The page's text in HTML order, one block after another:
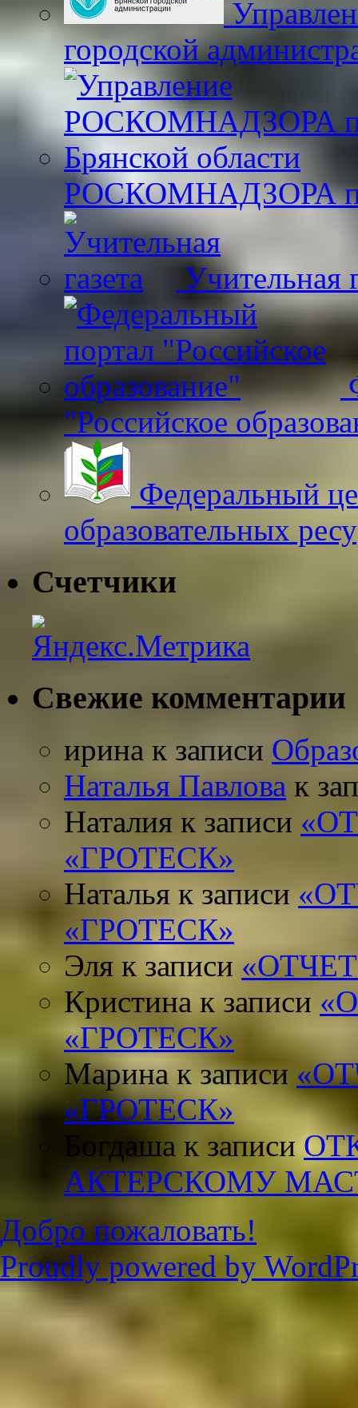
городской
РОСКОМНАДЗОРА по
Учительная
"Российское
Федеральный
образовательных
Счетчики
Свежие комментарии
ирина к записи
Наталья Павлова к
Наталия к записи
«ГРОТЕСК»
Наталья к записи
«ГРОТЕСК»
Эля к записи
Кристина к записи
«ГРОТЕСК»
Маринак записи
«ГРОТЕСК»
Богдаша к записи
АКТЕРСКОМУ
Добро пожаловать!
Proudly powered by